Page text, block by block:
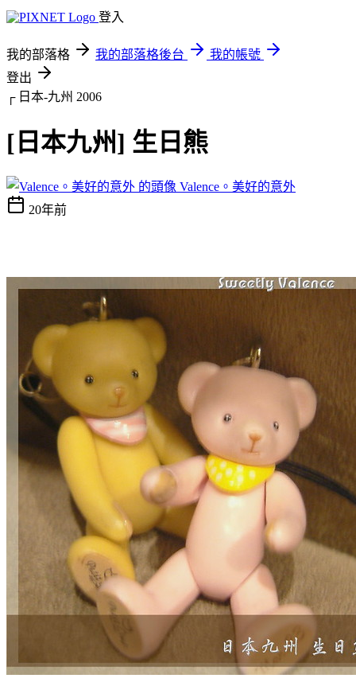
登入
我的部落格 我的部落格後台
我的帳號
登出
┌ 日本-九州 2006
[日本九州] 生日熊
Valence。美好的意外
20年前